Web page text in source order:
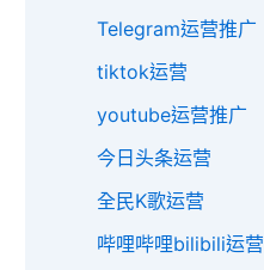
Telegram运营推广
tiktok运营
youtube运营推广
今日头条运营
全民K歌运营
哔哩哔哩bilibili运营